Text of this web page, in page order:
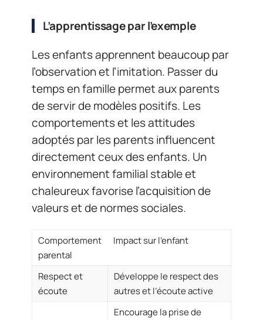
L’apprentissage par l’exemple
Les enfants apprennent beaucoup par
l’observation et l’imitation. Passer du
temps en famille permet aux parents
de servir de modèles positifs. Les
comportements et les attitudes
adoptés par les parents influencent
directement ceux des enfants. Un
environnement familial stable et
chaleureux favorise l’acquisition de
valeurs et de normes sociales.
Comportement
parental
Impact sur l’enfant
Respect et
écoute
Développe le respect des
autres et l’écoute active
Encourage la prise de